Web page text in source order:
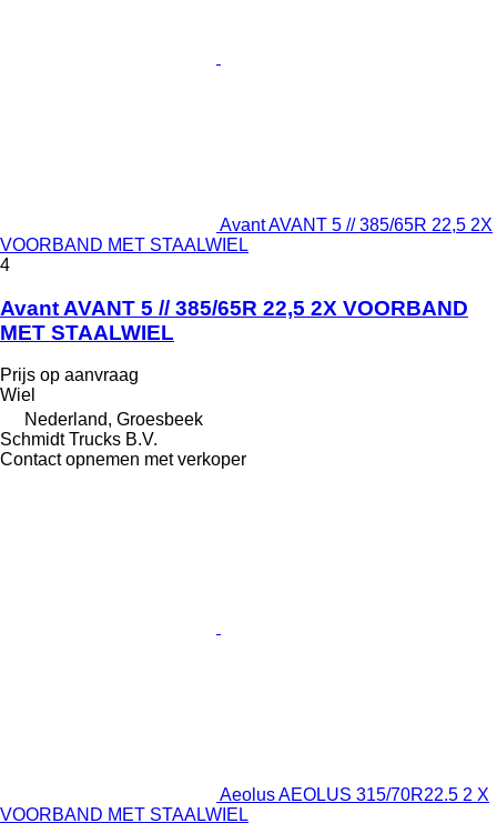
Avant AVANT 5 // 385/65R 22,5 2X
VOORBAND MET STAALWIEL
4
Avant AVANT 5 // 385/65R 22,5 2X VOORBAND
MET STAALWIEL
Prijs op aanvraag
Wiel
Nederland, Groesbeek
Schmidt Trucks B.V.
Contact opnemen met verkoper
Aeolus AEOLUS 315/70R22.5 2 X
VOORBAND MET STAALWIEL